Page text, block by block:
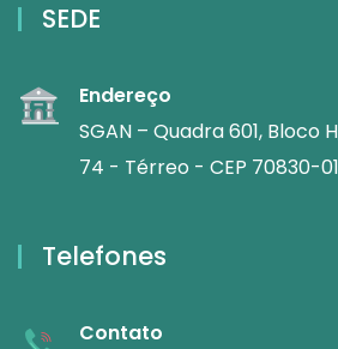
SEDE
Endereço
SGAN – Quadra 601, Bloco
74 - Térreo - CEP 70830-
Telefones
Contato